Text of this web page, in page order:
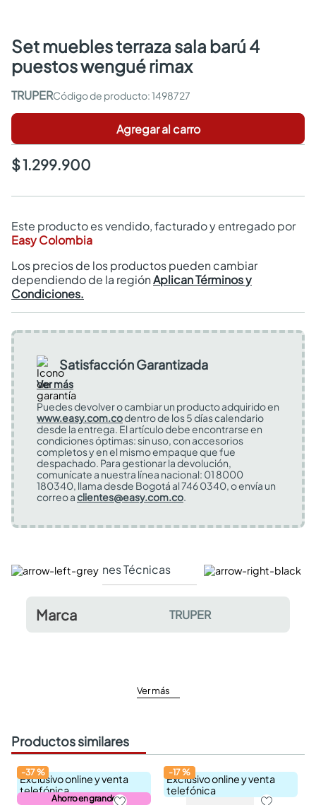
set muebles terraza sala barú 4
puestos wengué rimax
TRUPER :1498727
Agregar al carro
$ 1.299.900
Este producto es vendido, facturado y entregado por
Easy Colombia
Los precios de los productos pueden cambiar
dependiendo de la regiónAplican Términos y
Condiciones.
Satisfacción Garantizada
Ver más
Puedes devolver o cambiar un producto adquirido en
www.easy.com.codentro de los 5 días calendario
desde la entrega. El artículo debe encontrarse en
condiciones óptimas: sin uso, con accesorios
completos y en el mismo empaque que fue
despachado. Para gestionar la devolución,
comunícate a nuestra línea nacional: 01 8000
180340, llama desde Bogotá al 746 0340, o envía un
correo aclientes@easy.com.co.
Especificaciones Técnicas Comentarios y
Marca TRUPER
Ver más
Productos similares
Exclusivo online y venta
telefónica
Ahorro en grande
-37%
Exclusivo online y venta
telefónica
-17%